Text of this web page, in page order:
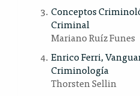
Conceptos
Criminal
Mariano Ruíz Funes
Enrico Ferri,
Criminología
Thorsten Sellin